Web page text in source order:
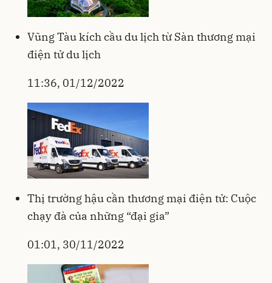
Vũng Tàu kích cầu du lịch từ Sàn thương mại
điện tử du lịch
11:36, 01/12/2022
Thị trường hậu cần thương mại điện tử: Cuộc
chạy đà của những “đại gia”
01:01, 30/11/2022